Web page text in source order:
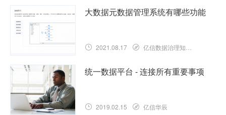
大数据元数据管理系统有哪些功能
2021.08.17 亿信数据治理知识库
统一数据平台 - 连接所有重要事项
2019.02.15 亿信华辰